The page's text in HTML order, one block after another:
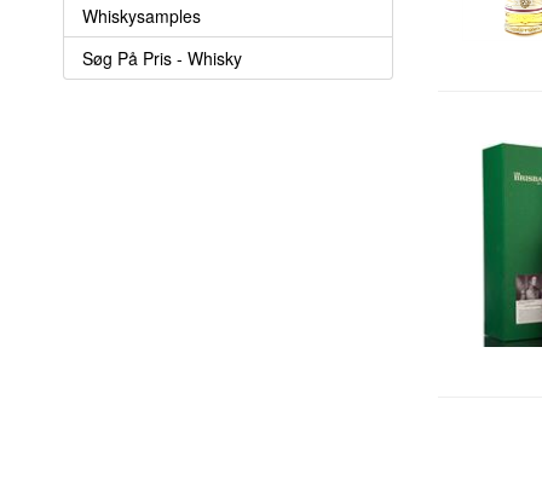
Whiskysamples
Søg På Pris - Whisky